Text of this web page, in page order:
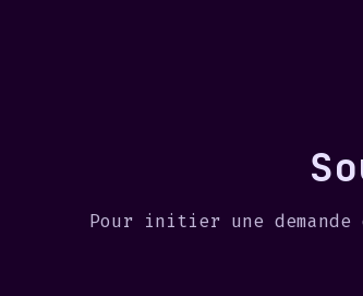
Pour initier une